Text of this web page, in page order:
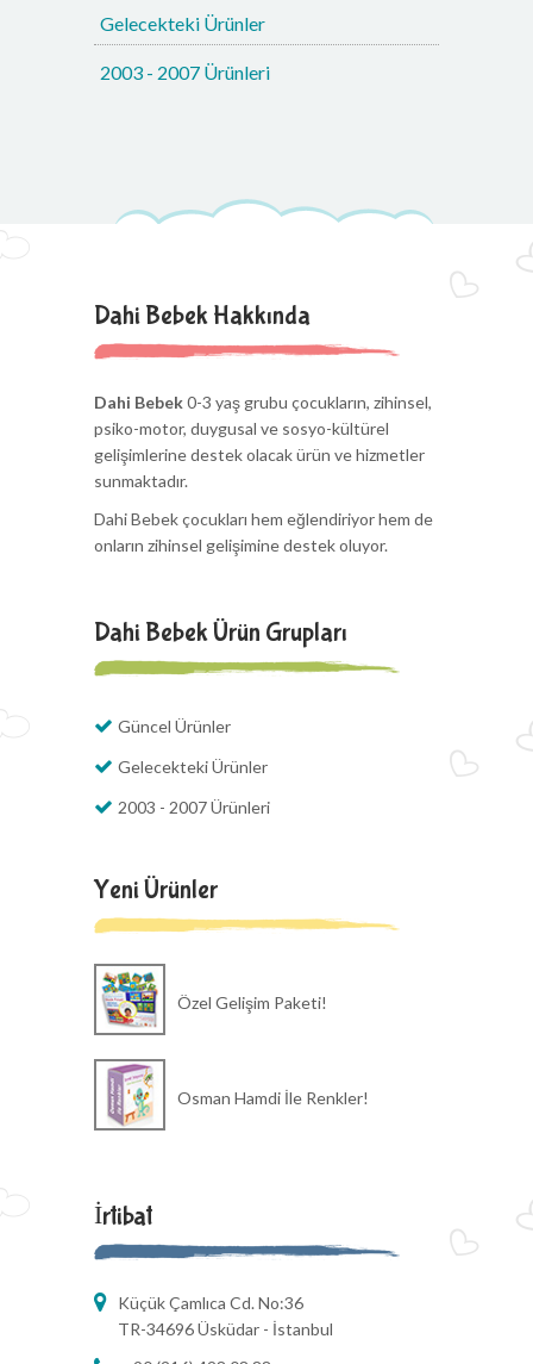
Gelecekteki Ürünler
2003 - 2007 Ürünleri
Dahi Bebek Hakkında
Dahi Bebek0-3 yaş grubu çocukların, zihinsel,
psiko-motor, duygusal ve sosyo-kültürel
gelişimlerine destek olacak ürün ve hizmetler
sunmaktadır.
Dahi Bebek çocukları hem eğlendiriyor hem de
onların zihinsel gelişimine destek oluyor.
Dahi Bebek Ürün Grupları
Güncel Ürünler
Gelecekteki Ürünler
2003 - 2007 Ürünleri
Yeni Ürünler
Özel Gelişim Paketi!
Osman Hamdi İle Renkler!
İrtibat
Küçük Çamlıca Cd. No:36
TR-34696 Üsküdar - İstanbul